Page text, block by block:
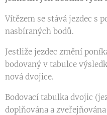
Vítězem se stává jezdec s
nasbíraných bodů.
Jestliže jezdec změní
bodovaný v tabulce
nová dvojice.
Bodovací tabulka dvojic
doplňována a